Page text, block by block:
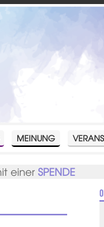
MEINUNG
einerSPENDE